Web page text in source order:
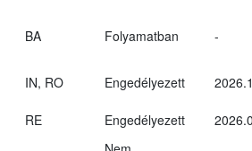
BA Folyamatban -
IN, RO Engedélyezett
RE Engedélyezett